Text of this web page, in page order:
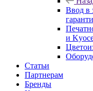
Ввод в
и
Статьи
Партнерам
Бренды